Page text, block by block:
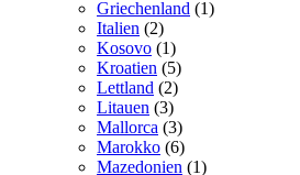
Griechenland (1)
Italien (2)
Kosovo (1)
Kroatien (5)
Lettland (2)
Litauen (3)
Mallorca (3)
Marokko (6)
Mazedonien (1)